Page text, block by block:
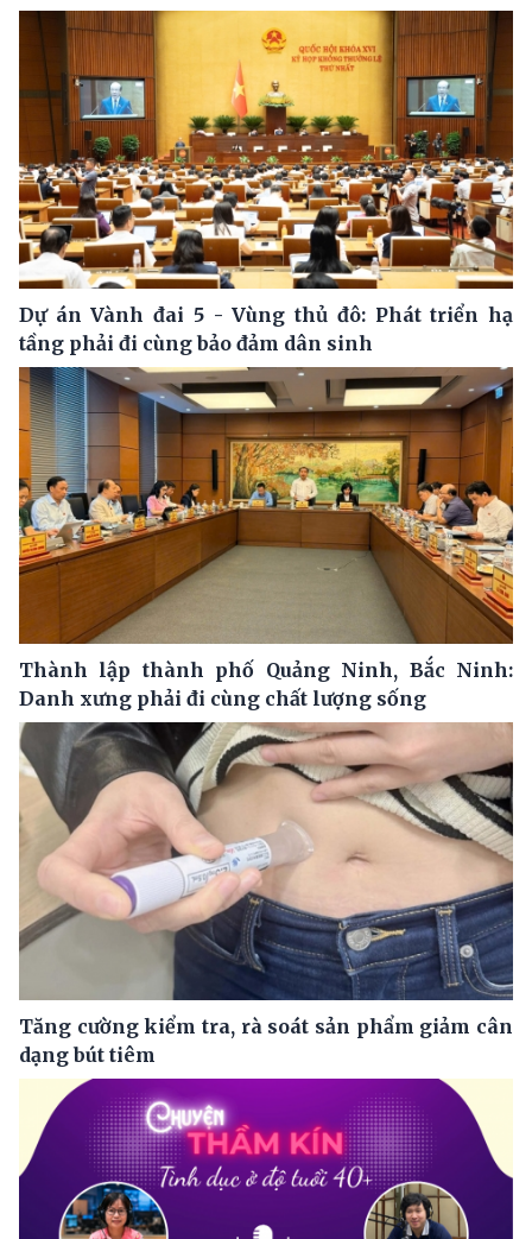
Dự án Vành đai 5 - Vùng thủ đô: Phát triển hạ
tầng phải đi cùng bảo đảm dân sinh
Thành lập thành phố Quảng Ninh, Bắc Ninh:
Danh xưng phải đi cùng chất lượng sống
Tăng cường kiểm tra, rà soát sản phẩm giảm cân
dạng bút tiêm